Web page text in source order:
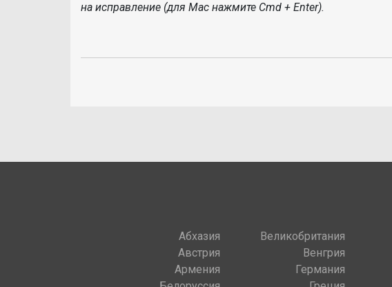
на исправление (для Mac нажмите Cmd + Enter).
Абхазия
Австрия
Армения
Великобритания
Венгрия
Германия